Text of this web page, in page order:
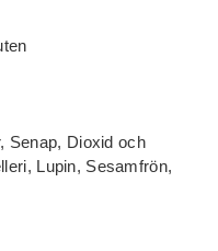
Senap, Dioxid och
Lupin, Sesamfrön,